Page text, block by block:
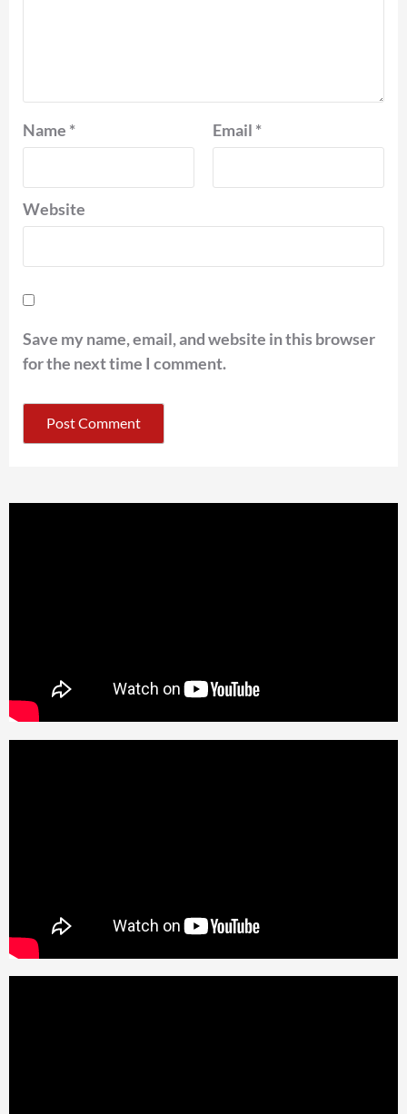
Name * Email *
Website
Save my name, email, and website in this browser
for the next time I comment.